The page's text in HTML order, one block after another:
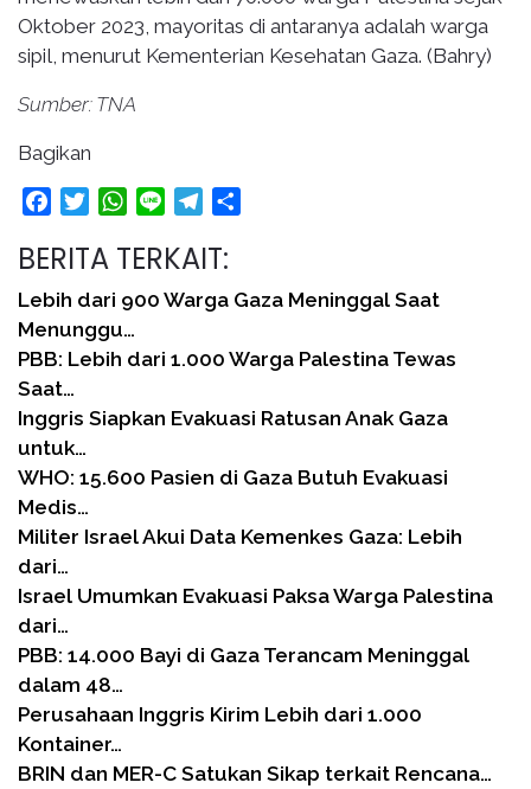
Oktober 2023, mayoritas di antaranya adalah warga
sipil, menurut Kementerian Kesehatan Gaza. (Bahry)
Sumber: TNA
Bagikan
FacebookTwitterWhatsApp
Line Telegram
BERITA TERKAIT:
Lebih dari 900 Warga Gaza Meninggal Saat
Menunggu…
PBB: Lebih dari 1.000 Warga Palestina Tewas
Saat…
Inggris Siapkan Evakuasi Ratusan Anak Gaza
untuk…
WHO: 15.600 Pasien di Gaza Butuh Evakuasi
Medis…
Militer Israel Akui Data Kemenkes Gaza: Lebih
dari…
Israel Umumkan Evakuasi Paksa Warga Palestina
dari…
PBB: 14.000 Bayi di Gaza Terancam Meninggal
dalam 48…
Perusahaan Inggris Kirim Lebih dari 1.000
Kontainer…
BRIN dan MER-C Satukan Sikap terkait Rencana…